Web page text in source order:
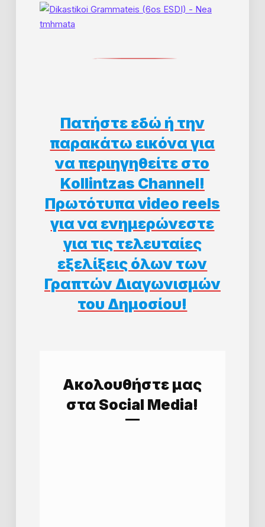
Πατήστε εδώ ή την
παρακάτω εικόνα για
να περιηγηθείτε στο
Kollintzas Channel!
Πρωτότυπα video reels
για να ενημερώνεστε
για τις τελευταίες
εξελίξεις όλων των
Γραπτών Διαγωνισμών
του Δημοσίου!
Aκολουθήστε μας
στα Social Media!